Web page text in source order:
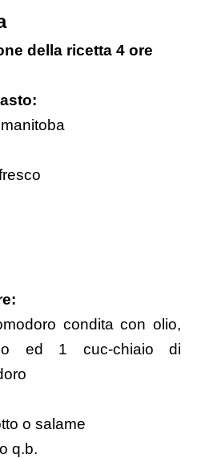
della ricetta 4 ore
condita con olio,
ed 1 cuc-chiaio di
o salame
q.b.